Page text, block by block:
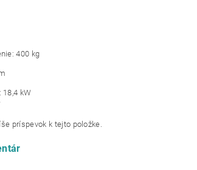
400 kg
18,4 kW
príspevok k tejto položke.